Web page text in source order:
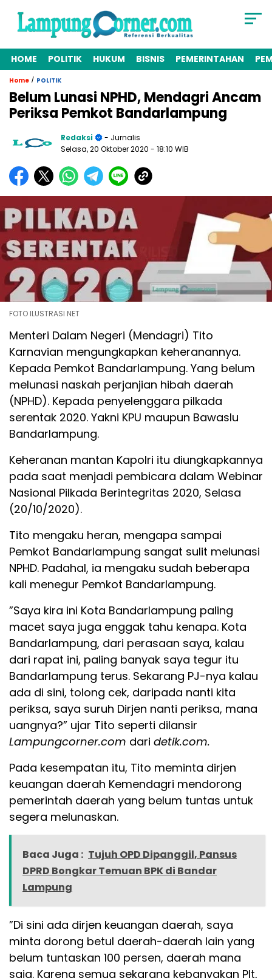
HOME POLITIK HUKUM BISNIS PEMERINTAHAN
Home / POLITIK
Belum Lunasi NPHD, Mendagri Ancam
Periksa Pemkot Bandarlampung
Redaksi
- Jurnalis
Selasa, 20 Oktober 2020 - 18:10 WIB
FOTO ILUSTRASI NET
Menteri Dalam Negeri (Mendagri) Tito
Karnavian mengungkapkan keheranannya.
Kepada Pemkot Bandarlampung. Yang belum
melunasi naskah perjanjian hibah daerah
(NPHD). Kepada penyelenggara pilkada
serentak 2020. Yakni KPU maupun Bawaslu
Bandarlampung.
Keheranan mantan Kapolri itu diungkapkannya
pada saat menjadi pembicara dalam Webinar
Nasional Pilkada Berintegritas 2020, Selasa
(20/10/2020).
Tito mengaku heran, mengapa sampai
Pemkot Bandarlampung sangat sulit melunasi
NPHD. Padahal, ia mengaku sudah beberapa
kali menegur Pemkot Bandarlampung.
”Saya kira ini Kota Bandarlampung paling
macet saya juga enggak tahu kenapa. Kota
Bandarlampung, dari perasaan saya, kalau
dari rapat ini, paling banyak saya tegur itu
Bandarlampung terus. Sekarang PJ-nya kalau
ada di sini, tolong cek, daripada nanti kita
periksa, saya suruh Dirjen nanti periksa, mana
uangnya?” ujar Tito seperti dilansir
Lampungcorner.com dari detik.com.
Pada kesempatan itu, Tito meminta dirjen
keuangan daerah Kemendagri mendorong
pemerintah daerah yang belum tuntas untuk
segera melunaskan.
Baca Juga : Tujuh OPD Dipanggil, Pansus
DPRD Bongkar Temuan BPK di Bandar
Lampung
”Di sini ada dirjen keuangan daerah, saya
minta dorong betul daerah-daerah lain yang
belum tuntaskan 100 persen, daerah mana
saja. Karena semua sekarang kebanyakan Plt,